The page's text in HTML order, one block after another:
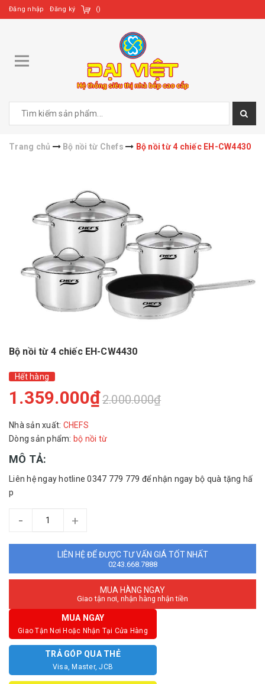
Đăng nhập Đăng ký ()
Trang chủ Bộ nồi từ Chefs Bộ nồi từ 4 chiếc EH-CW4430
Bộ nồi từ 4 chiếc EH-CW4430
Hết hàng
1.359.000₫2.000.000₫
Nhà sản xuất: CHEFS
Dòng sản phẩm: bộ nồi từ
MÔ TẢ:
Liên hệ ngay hotline 0347 779 779 để nhận ngay bộ quà tặng hấ
p
- +
LIÊN HỆ ĐỂ ĐƯỢC TƯ VẤN GIÁ TỐT NHẤT
0243.668.7888
MUA HÀNG NGAY
Giao tận nơi, nhận hàng nhận tiền
MUA NGAY
Giao Tận Nơi Hoặc Nhận Tại Cửa Hàng
TRẢ GÓP QUA THẺ
Visa, Master, JCB